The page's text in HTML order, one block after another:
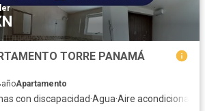
TORRE PANAMÁ
Apartamento
con discapacidad·Agua·Aire acondicionado